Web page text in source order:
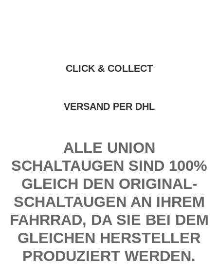
CLICK & COLLECT
VERSAND PER DHL
ALLE UNION
SCHALTAUGEN SIND 100%
GLEICH DEN ORIGINAL-
SCHALTAUGEN AN IHREM
FAHRRAD, DA SIE BEI DEM
GLEICHEN HERSTELLER
PRODUZIERT WERDEN.